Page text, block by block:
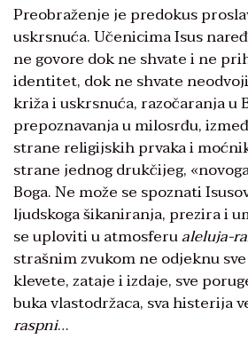
Preobraženje je predokus
uskrsnuća. Učenicima Isus
ne govore dok ne shvate i ne
identitet, dok ne shvate
križa i uskrsnuća, razočaranja u
prepoznavanja u milosrđu,
strane religijskih prvaka i
strane jednog drukčijeg,
Boga. Ne može se spoznati
ljudskoga šikaniranja, prezira i
se uploviti u atmosferualeluja-
strašnim zvukom ne odjeknu
klevete, zataje i izdaje, sve
buka vlastodržaca, sva histerija
raspni…